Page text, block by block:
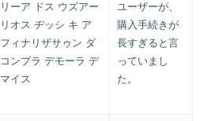
リーア ドス ウズアー
リオス ヂッシ キ ア
フィナリザサゥン ダ
コンプラ デモーラ デ
マイス
ユーザーが、
購入手続きが
長すぎると言
っていまし
た。